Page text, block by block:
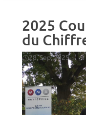
2025
du
28, Sep, 2025